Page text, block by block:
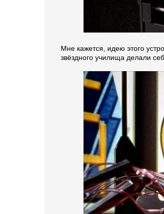
Мне кажется, идею этого
звёздного училища делали